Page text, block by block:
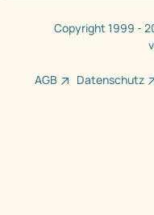
Copyright 1999 -
AGB Datenschutz